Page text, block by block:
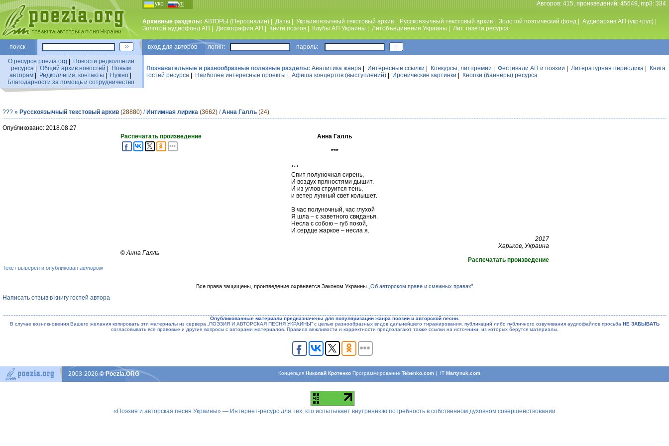
укр рус Авторов: 415, произведений: 45649, mp3: 334
Архивные разделы: АВТОРЫ (Персоналии) Даты Украиноязычный текстовый архив Русскоязычный текстовый архив Золотой поэтический фонд Аудиоархив АП (укр+рус)
Золотой аудиофонд АП
Дискография АП Книги поэтов Клубы АП Украины Литобъединения Украины Лит. газета ресурса
поиск вход для авторов логин: пароль:
О ресурсе poezia.org
Новости редколлегии
ресурса
Общий архив новостей
Новым
авторам| Редколлегия, контакты Нужно|
Благодарности за помощь и сотрудничество
Познавательные и разнообразные полезные разделы: Аналитика жанра Интересные ссылки Конкурсы, литпремии Фестивали АП и поэзии Литературная периодика
Книга
гостей ресурса
Наиболее интересные проекты Афиша концертов (выступлений) Иронические картинки Кнопки (баннеры) ресурса
??? » Русскоязычный текстовый архив (28880) / Интимная лирика (3662) /Анна Галль (24)
Опубликовано: 2018.08.27
Распечатать произведение
Анна Галль
***
***
Спит полуночная сирень,
И воздух пряностями дышит.
И из углов струится тень,
и ветер лунный свет колышет.
В час полуночный, час глухой
Я шла – с заветного свиданья.
Несла с собою – губ покой,
И сердце жаркое – несла я.
2017
Харьков, Украина
©Анна Галль
Распечатать произведение
Текст выверен и опубликован автором
Все права защищены, произведение охраняется Законом Украины „Об авторском праве и смежных правах”
Написать отзыв в книгу гостей автора
Опубликованные материали предназначены для популяризации жанра поэзии и авторской песни.
В случае возникновения Вашего желания копировать эти материалы из сервера „ПОЭЗИЯ И АВТОРСКАЯ ПЕСНЯ УКРАИНЫ” с целью разнообразных видов дальнейшего тиражирования, публикаций либо публичного озвучивания аудиофайлов просьба НЕ ЗАБЫВАТЬ
согласовывать все правовые и другие вопросы с авторами материалов. Правила вежливости и корректности предполагают также ссылки на источники, из которых берутся материалы.
КонцепцияНиколай Кротенко ПрограммированиеTebenko.com | ITMartynuk.com
2003-2026© Poezia.ORG
«Поэзия и авторская песня Украины» — Интернет-ресурс для тех, кто испытывает внутреннюю потребность в собственном духовном совершенствовании